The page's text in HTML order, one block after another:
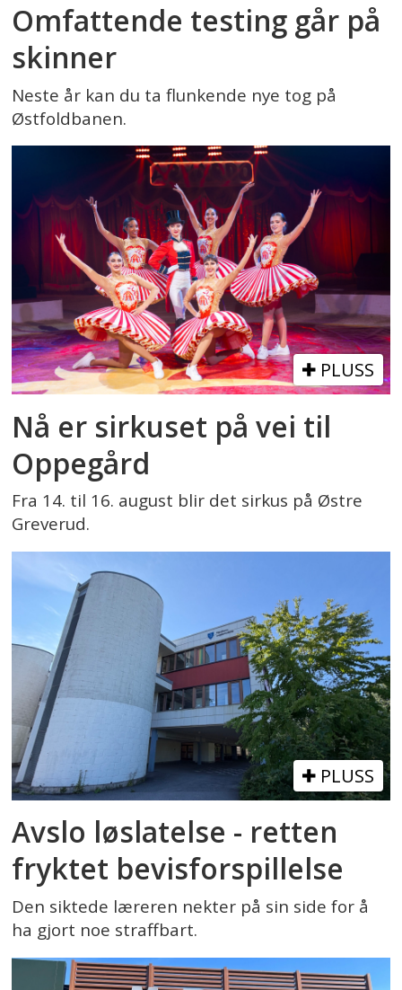
Omfattende testing går på
skinner
Neste år kan du ta flunkende nye tog på
Østfoldbanen.
PLUSS
Nå er sirkuset på vei til
Oppegård
Fra 14. til 16. august blir det sirkus på Østre
Greverud.
PLUSS
Avslo løslatelse - retten
fryktet bevisforspillelse
Den siktede læreren nekter på sin side for å
ha gjort noe straffbart.